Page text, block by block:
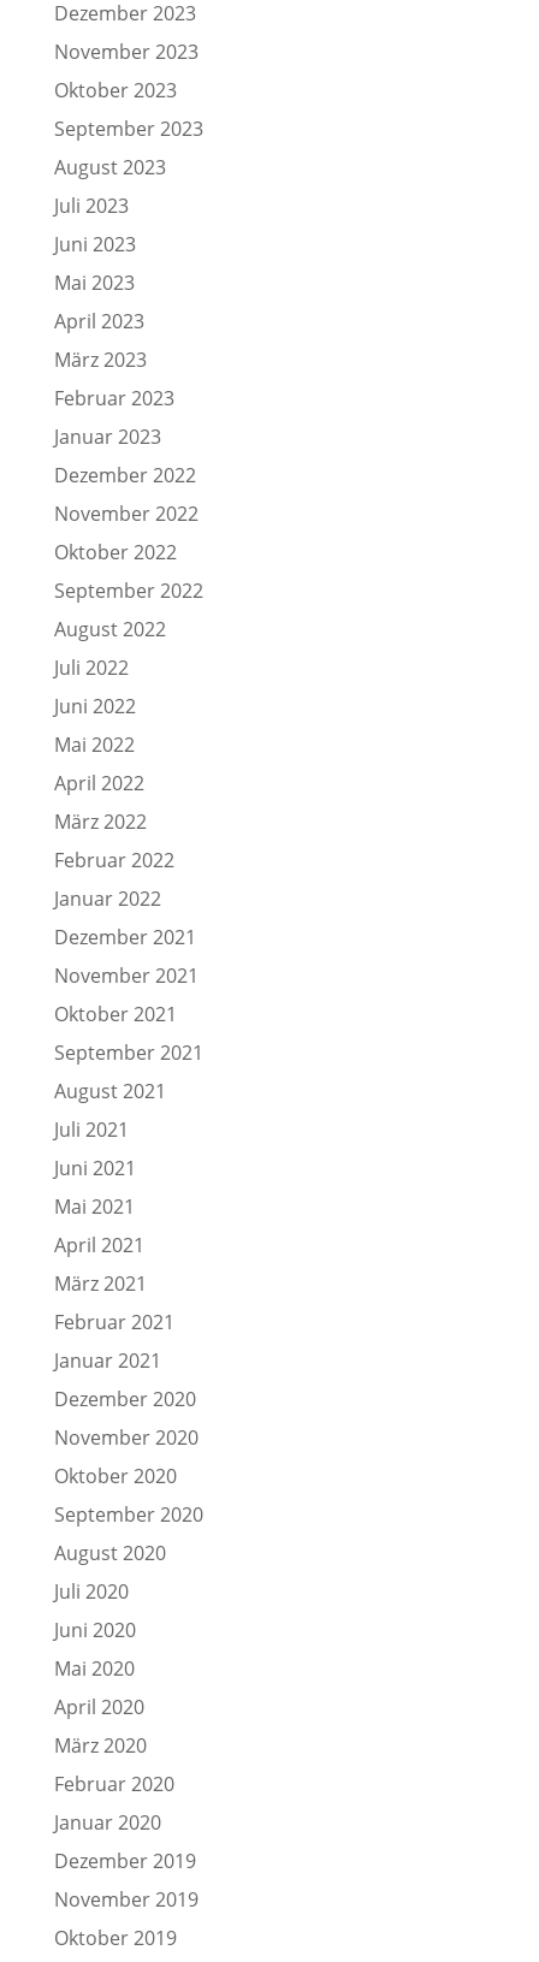
Dezember 2023
November 2023
Oktober 2023
September 2023
August 2023
Juli 2023
Juni 2023
Mai 2023
April 2023
März 2023
Februar 2023
Januar 2023
Dezember 2022
November 2022
Oktober 2022
September 2022
August 2022
Juli 2022
Juni 2022
Mai 2022
April 2022
März 2022
Februar 2022
Januar 2022
Dezember 2021
November 2021
Oktober 2021
September 2021
August 2021
Juli 2021
Juni 2021
Mai 2021
April 2021
März 2021
Februar 2021
Januar 2021
Dezember 2020
November 2020
Oktober 2020
September 2020
August 2020
Juli 2020
Juni 2020
Mai 2020
April 2020
März 2020
Februar 2020
Januar 2020
Dezember 2019
November 2019
Oktober 2019